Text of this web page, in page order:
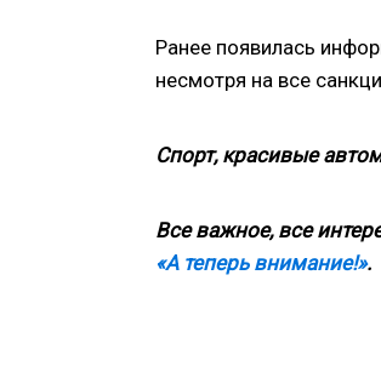
Ранее появилась
несмотря на все
Спорт, красивые
Все важное, все
«А теперь внимание!».